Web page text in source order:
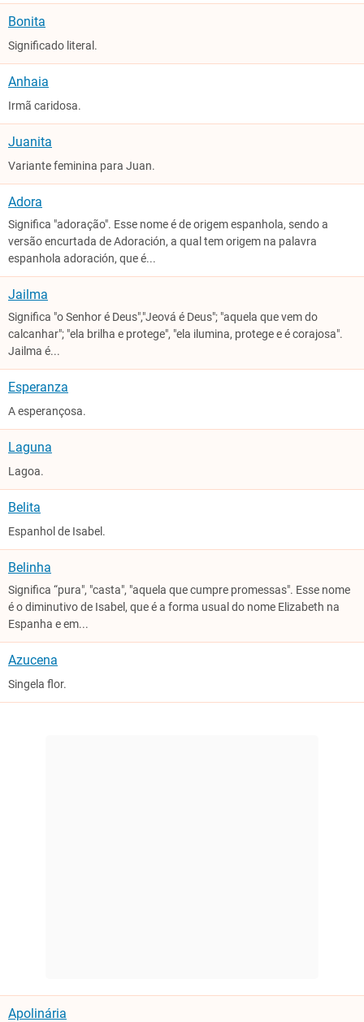
Bonita
Significado literal.
Anhaia
Irmã caridosa.
Juanita
Variante feminina para Juan.
Adora
Significa "adoração". Esse nome é de origem espanhola, sendo a
versão encurtada de Adoración, a qual tem origem na palavra
espanhola adoración, que é...
Jailma
Significa "o Senhor é Deus","Jeová é Deus"; "aquela que vem do
calcanhar"; "ela brilha e protege", "ela ilumina, protege e é corajosa".
Jailma é...
Esperanza
A esperançosa.
Laguna
Lagoa.
Belita
Espanhol de Isabel.
Belinha
Significa “pura", "casta", "aquela que cumpre promessas". Esse nome
é o diminutivo de Isabel, que é a forma usual do nome Elizabeth na
Espanha e em...
Azucena
Singela flor.
Apolinária